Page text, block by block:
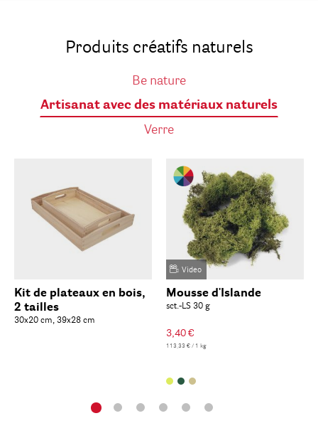
Produits créatifs naturels
Be nature
Artisanat avec des matériaux naturels
Verre
Kit de plateaux en bois,
2 tailles
30x20 cm, 39x28 cm
Video
Mousse d'Islande
sct.-LS 30 g
3,40 €
113,33 € / 1 kg